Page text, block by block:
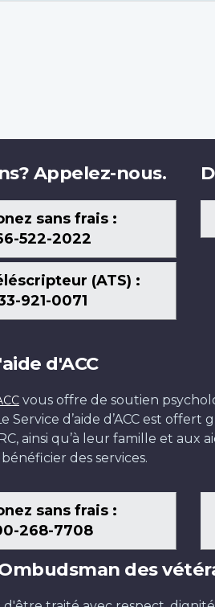
Appelez-nous.
sans frais :
522-2022
(ATS) :
921-0071
d'ACC
vous offre de soutien
Service d’aide d’ACC est
ainsi qu’à leur famille et aux
des services.
sans frais :
268-7708
des